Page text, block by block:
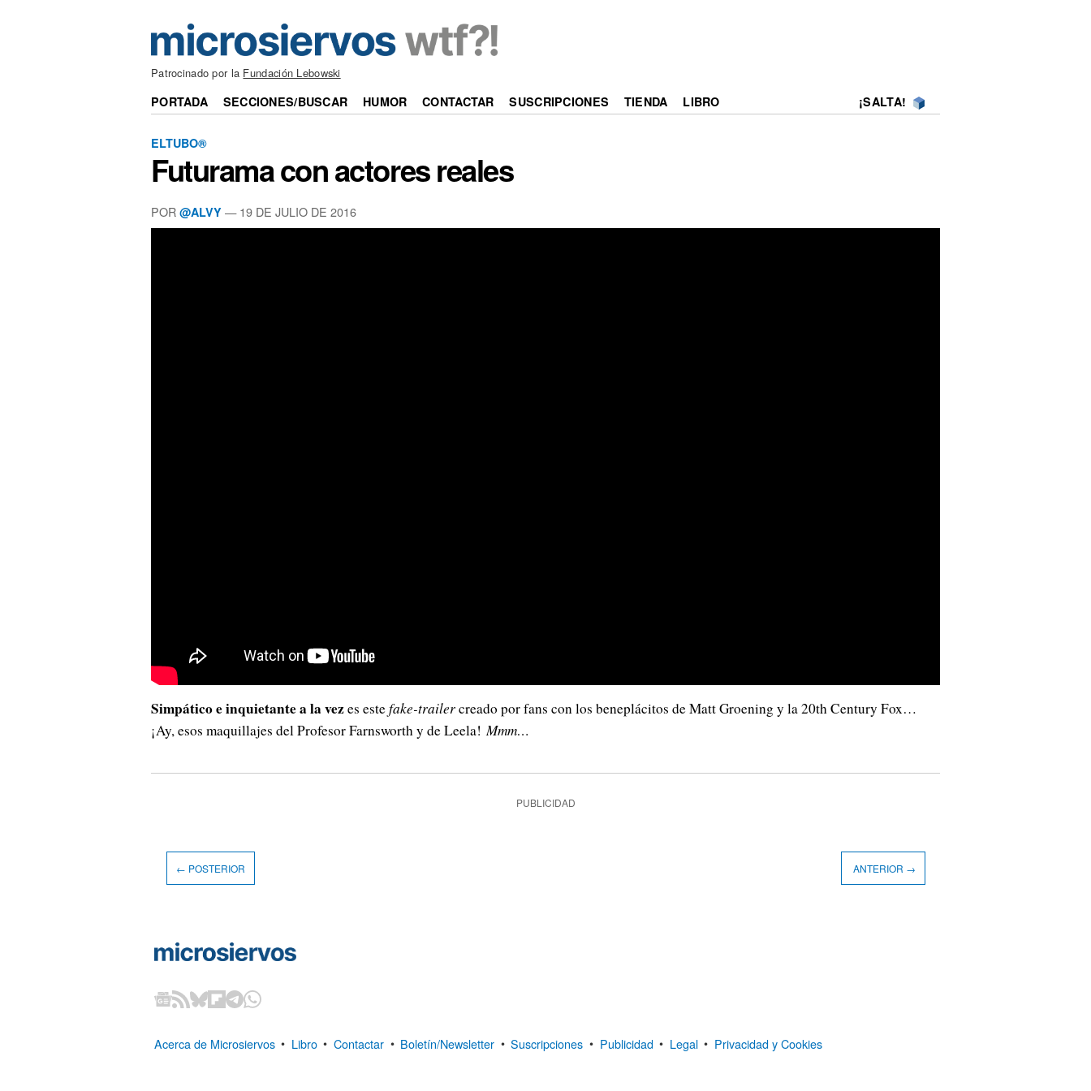
Patrocinado por la Fundación Lebowski
PORTADA SECCIONES/BUSCAR HUMOR CONTACTAR SUSCRIPCIONES TIENDA LIBRO ¡SALTA!
ELTUBO®
Futurama con actores reales
POR @ALVY —19 DE JULIO DE 2016
Simpático e inquietante a la vezes estefake-trailercreado por fans con los beneplácitos de Matt Groening y la 20th Century Fox…
¡Ay, esos maquillajes del Profesor Farnsworth y de Leela!Mmm…
PUBLICIDAD
← POSTERIOR ANTERIOR →
Acerca de Microsiervos • Libro • Contactar • Boletín/Newsletter • Suscripciones • Publicidad • Legal • Privacidad y Cookies